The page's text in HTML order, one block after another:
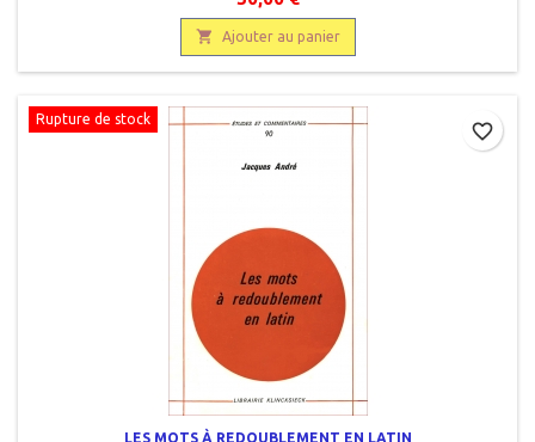
 Ajouter au panier
Rupture de stock
LES MOTS À REDOUBLEMENT EN LATIN
favorite_border